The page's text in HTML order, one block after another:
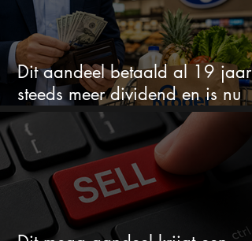
Dit aandeel betaald al 19 jaar
steeds meer dividend en is nu
goedkoop